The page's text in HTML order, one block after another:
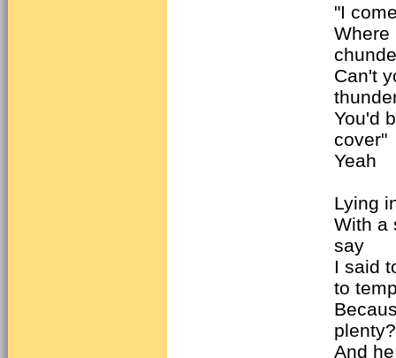
"I
Where
Can't
You'd
cover"
Yeah
Lying
With a
say
I said
to
And